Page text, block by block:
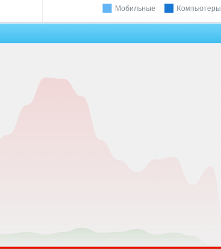
Мобильные Компьютеры